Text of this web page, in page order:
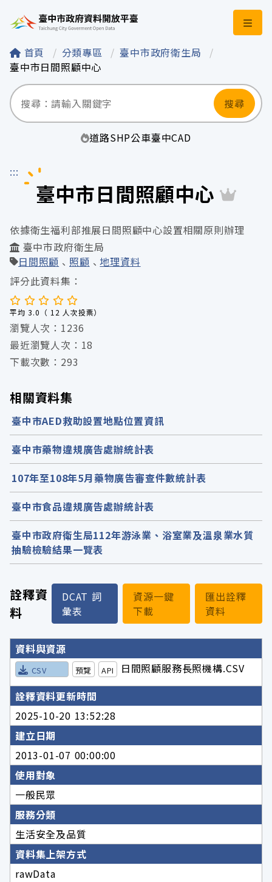
臺中市政府資料開
首頁 分類專區
臺中市政府衛生局
臺中市日間照顧中心
搜尋
道路SHP公車臺中CAD
:::
臺中市日間照顧中心
詮釋資
料
DCAT 詞
彙表
資源一鍵
下載
匯出詮釋
資料
詮釋資料詳細內容
資料與資源
CSV 預覽 API
日間照顧服務長照機構.CSV
詮釋資料更新時間
2025-10-20 13:52:28
建立日期
2013-01-07 00:00:00
使用對象
一般民眾
服務分類
生活安全及品質
資料集上架方式
rawData
依據衛生福利部推展日間照顧中心設置相關原則辦理
臺中市政府衛生局
日間照顧
照顧
地理資料
評分此資料集：
平均 3.0（ 12 人次投票）
瀏覽人次：1236
最近瀏覽人次：18
下載次數：293
相關資料集
臺中市AED救助設置地點位置資訊
臺中市藥物違規廣告處辦統計表
107年至108年5月藥物廣告審查件數統計表
臺中市食品違規廣告處辦統計表
臺中市政府衛生局112年游泳業、浴室業及溫泉業水質
抽驗檢驗結果一覽表